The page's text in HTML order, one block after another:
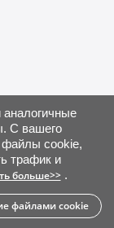
С вашего
файлы cookie,
трафик и
больше>>.
файлами cookie